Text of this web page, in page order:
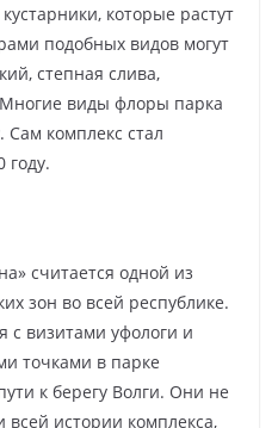
которые растут
подобных видов могут
степная слива,
Многие виды флоры парка
комплекс стал
году.
считается одной из
зон во всей республике.
с визитами уфологи и
точками в парке
к берегу Волги. Они не
истории комплекса,